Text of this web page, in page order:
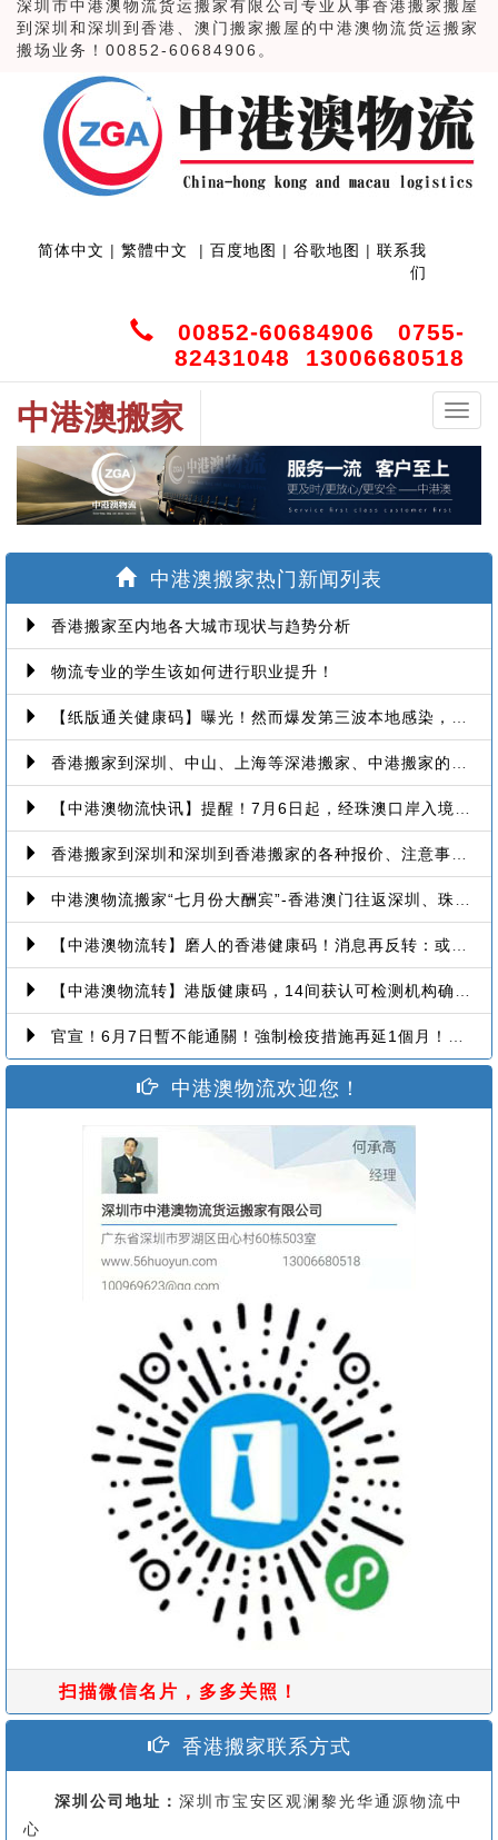
深圳市中港澳物流货运搬家有限公司专业从事香港搬家搬屋
到深圳和深圳到香港、澳门搬家搬屋的中港澳物流货运搬家
搬场业务！00852-60684906。
简体中文 | 繁體中文 | 百度地图 | 谷歌地图 | 联系我
们
00852-60684906
0755-
82431048
13006680518
中
港
中港澳搬家
中港澳搬家热门新闻列表
香港搬家至内地各大城市现状与趋势分析
物流专业的学生该如何进行职业提升！
【纸版通关健康码】曝光！然而爆发第三波本地感染，或再推迟启用！
香港搬家到深圳、中山、上海等深港搬家、中港搬家的業務範圍、技術保障
【中港澳物流快讯】提醒！7月6日起，经珠澳口岸入境有新变化！
香港搬家到深圳和深圳到香港搬家的各种报价、注意事项和派送价格【深港搬家价格查询】
中港澳物流搬家“七月份大酬宾”-香港澳门往返深圳、珠海、中山、广州等中港澳搬屋搬家
【中港澳物流转】磨人的香港健康码！消息再反转：或下周一启用！
【中港澳物流转】港版健康码，14间获认可检测机构确定！
官宣！6月7日暫不能通關！強制檢疫措施再延1個月！【香港到深圳搬屋搬家又要延长了】
中港澳物流欢迎您！
扫描微信名片，多多关照！
香港搬家联系方式
深圳公司地址： 深圳市宝安区观澜黎光华通源物流中
心